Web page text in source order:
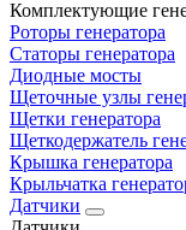
Комплектующие
Роторы генератора
Статоры генератора
Диодные мосты
Щеточные узлы
Щетки генератора
Щеткодержатель
Крышка генератора
Крыльчатка
Датчики